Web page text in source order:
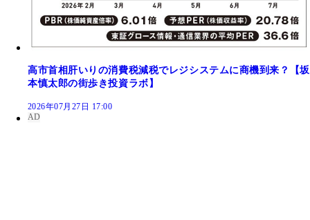
高市首相肝いりの消費税減税でレジシステムに商機到来？【坂
本慎太郎の街歩き投資ラボ】
2026年07月27日 17:00